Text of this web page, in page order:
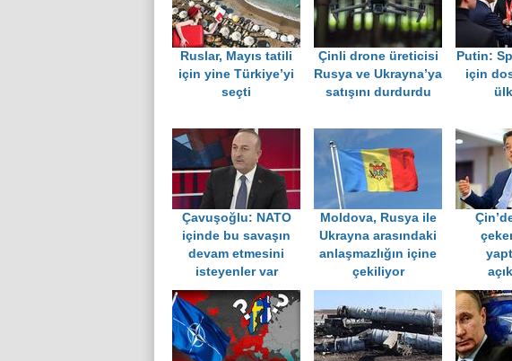
Ruslar, Mayıs tatili
için yine Türkiye’yi
seçti
Çinli drone üreticisi
Rusya ve Ukrayna’ya
satışını durdurdu
Putin:
için
Çavuşoğlu: NATO
içinde bu savaşın
devam etmesini
isteyenler var
Moldova, Rusya ile
Ukrayna arasındaki
anlaşmazlığın içine
çekiliyor